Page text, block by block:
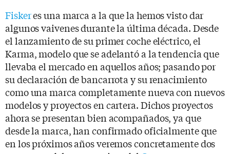
Fiskeres una marca a la que la hemos visto dar
algunos vaivenes durante la última década. Desde
el lanzamiento de su primer coche eléctrico, el
Karma, modelo que se adelantó a la tendencia que
llevaba el mercado en aquellos años; pasando por
su declaración de bancarrota y su renacimiento
como una marca completamente nueva con nuevos
modelos y proyectos en cartera. Dichos proyectos
ahora se presentan bien acompañados, ya que
desde la marca, han confirmado oficialmente que
en los próximos años veremos concretamente dos